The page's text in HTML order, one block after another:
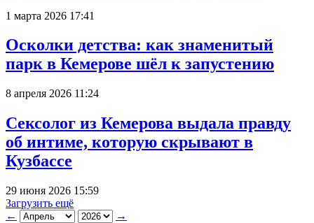
1 марта 2026 17:41
Осколки детства: как знаменитый
парк в Кемерове шёл к запустению
8 апреля 2026 11:24
Сексолог из Кемерова выдала правду
об интиме, которую скрывают в
Кузбассе
29 июня 2026 15:59
Загрузить ещё
←
→